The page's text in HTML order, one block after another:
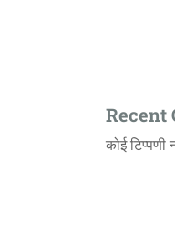
Recent
कोई टिप्पणी